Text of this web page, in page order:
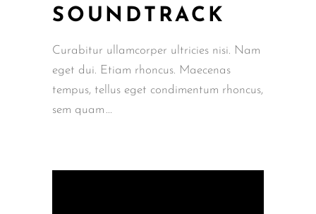
SOUNDTRACK
Curabitur ullamcorper ultricies nisi. Nam
eget dui. Etiam rhoncus. Maecenas
tempus, tellus eget condimentum rhoncus,
sem quam